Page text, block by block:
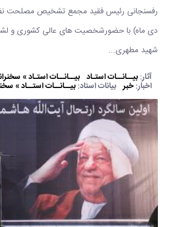
دی ماه) با حضورشخصیت های عالی کشوری و
شهید مطهری...
آثار:بیــانــات استـاد بیــانــات استـاد »
اخبار:خبر بیانات استاد:بیــانــات استــاد »